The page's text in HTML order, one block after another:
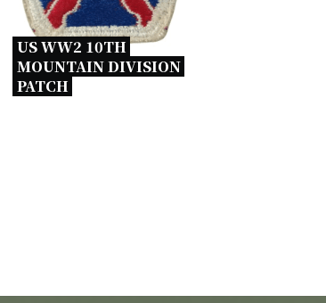
US WW2 10TH
MOUNTAIN DIVISION
PATCH